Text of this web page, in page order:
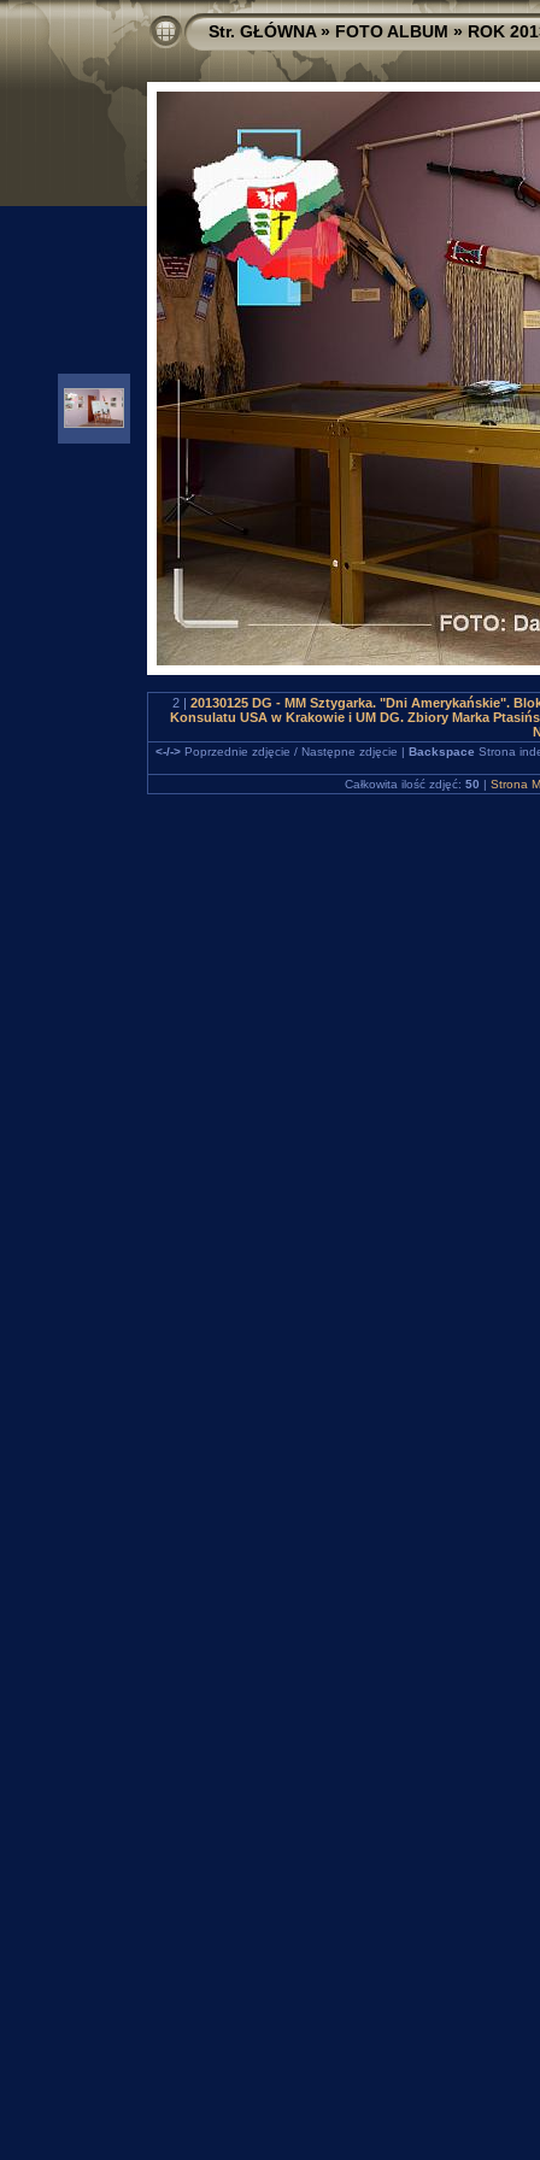
Str. GŁÓWNA»FOTO ALBUM»ROK
2 | 20130125 DG - MM Sztygarka. "Dni Amerykańskie".
Konsulatu USA w Krakowie i UM DG. Zbiory Marka
<-/->Poprzednie zdjęcie / Następne zdjęcie | Backspace Strona
Całkowita ilość zdjęć: 50 | Strona